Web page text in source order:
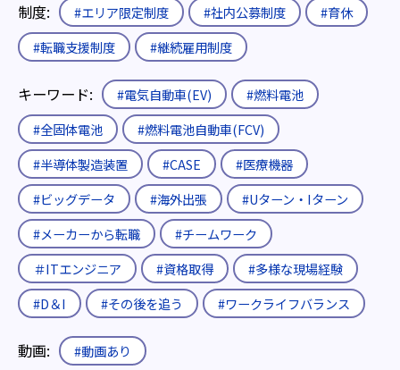
制度: #エリア限定制度 #社内公募制度
#育休
#転職支援制度
#継続雇用制度
キーワード: #電気自動車(EV)
#燃料電池
#全固体電池
#燃料電池自動車(FCV)
#半導体製造装置
#CASE
#医療機器
#ビッグデータ
#海外出張
#Uターン・Iターン
#メーカーから転職
#チームワーク
＃ITエンジニア
#資格取得
#多様な現場経験
#D＆I
#その後を追う #ワークライフバランス
動画: #動画あり